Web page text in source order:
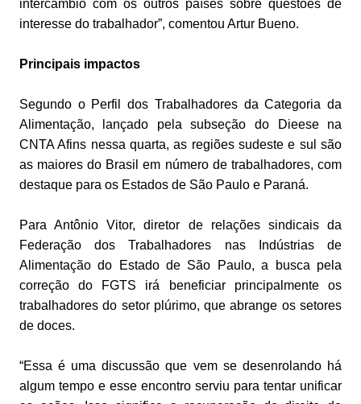
intercâmbio com os outros países sobre questões de
interesse do trabalhador”, comentou Artur Bueno.
Principais impactos
Segundo o Perfil dos Trabalhadores da Categoria da
Alimentação, lançado pela subseção do Dieese na
CNTA Afins nessa quarta, as regiões sudeste e sul são
as maiores do Brasil em número de trabalhadores, com
destaque para os Estados de São Paulo e Paraná.
Para Antônio Vitor, diretor de relações sindicais da
Federação dos Trabalhadores nas Indústrias de
Alimentação do Estado de São Paulo, a busca pela
correção do FGTS irá beneficiar principalmente os
trabalhadores do setor plúrimo, que abrange os setores
de doces.
“Essa é uma discussão que vem se desenrolando há
algum tempo e esse encontro serviu para tentar unificar